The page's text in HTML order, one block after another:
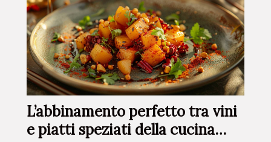
L’abbinamento perfetto tra vini
e piatti speziati della cucina